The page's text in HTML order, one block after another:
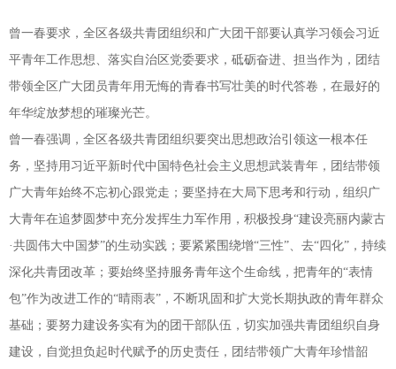
曾一春要求，全区各级共青团组织和广大团干部要认真学习领会习近
平青年工作思想、落实自治区党委要求，砥砺奋进、担当作为，团结
带领全区广大团员青年用无悔的青春书写壮美的时代答卷，在最好的
年华绽放梦想的璀璨光芒。
曾一春强调，全区各级共青团组织要突出思想政治引领这一根本任
务，坚持用习近平新时代中国特色社会主义思想武装青年，团结带领
广大青年始终不忘初心跟党走；要坚持在大局下思考和行动，组织广
大青年在追梦圆梦中充分发挥生力军作用，积极投身“建设亮丽内蒙古
·共圆伟大中国梦”的生动实践；要紧紧围绕增“三性”、去“四化”，持续
深化共青团改革；要始终坚持服务青年这个生命线，把青年的“表情
包”作为改进工作的“晴雨表”，不断巩固和扩大党长期执政的青年群众
基础；要努力建设务实有为的团干部队伍，切实加强共青团组织自身
建设，自觉担负起时代赋予的历史责任，团结带领广大青年珍惜韶